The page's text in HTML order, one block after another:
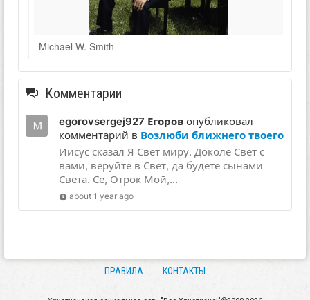
Michael W. Smith
Комментарии
egorovsergej927 Егоров опубликовал
комментарий в Возлюби ближнего твоего
Иисус сказал Я Свет миру. Доколе Свет с
вами, веруйте в Свет, да будете сынами
Света. Се, Отрок Мой,...
about 1 year ago
ПРАВИЛА КОНТАКТЫ